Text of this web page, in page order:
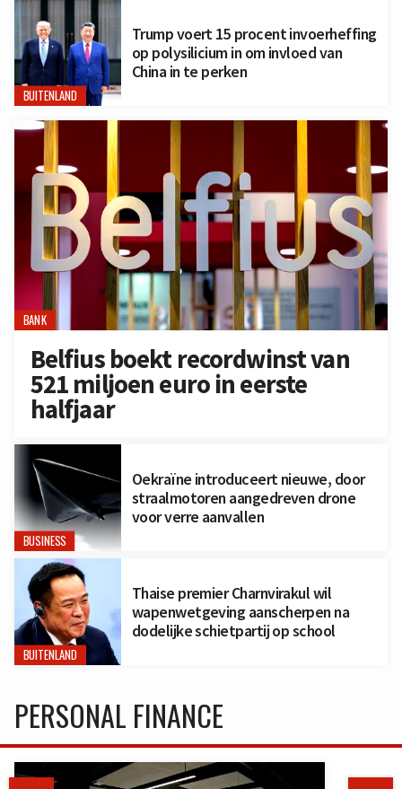
BUITENLAND
Trump voert 15 procent invoerheffing
op polysilicium in om invloed van
China in te perken
BANK
Belfius boekt recordwinst van
521 miljoen euro in eerste
halfjaar
BUSINESS
Oekraïne introduceert nieuwe, door
straalmotoren aangedreven drone
voor verre aanvallen
BUITENLAND
Thaise premier Charnvirakul wil
wapenwetgeving aanscherpen na
dodelijke schietpartij op school
PERSONAL FINANCE